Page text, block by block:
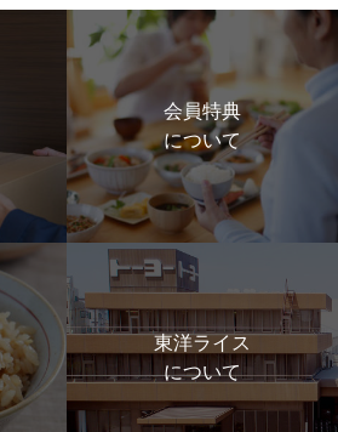
会員特典
について
東洋ライス
について